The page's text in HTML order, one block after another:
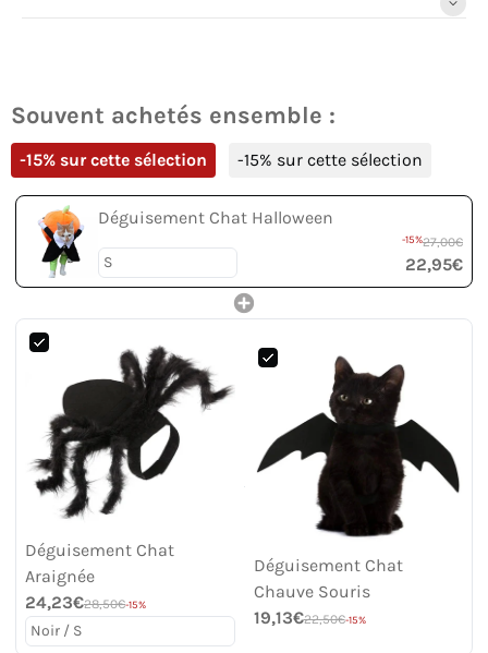
Souvent achetés ensemble :
-15% sur cette sélection -15% sur cette sélection
Déguisement Chat Halloween
-15%27,00€
22,95€
Déguisement Chat
Araignée
24,23€28,50€-15%
Déguisement Chat
Chauve Souris
19,13€22,50€-15%